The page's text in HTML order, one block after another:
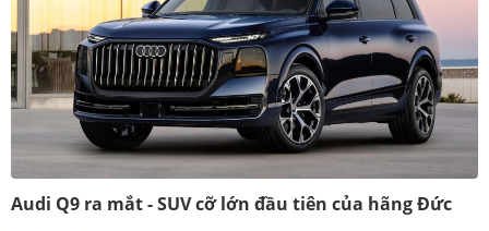
Audi Q9 ra mắt - SUV cỡ lớn đầu tiên của hãng Đức